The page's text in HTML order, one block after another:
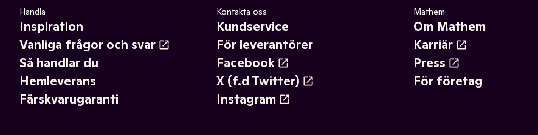
Handla
Inspiration
Vanliga frågor och svar
Så handlar du
Hemleverans
Färskvarugaranti
Kontakta oss
Kundservice
För leverantörer
Facebook
X (f.d Twitter)
Instagram
Mathem
Om Mathem
Karriär
Press
För företag